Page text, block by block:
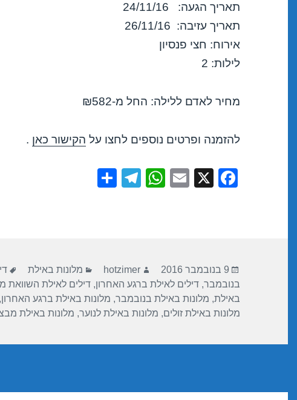
תאריך הגעה: 24/11/16
תאריך עזיבה: 26/11/16
אירוח: חצי פנסיון
לילות: 2
מחיר לאדם ללילה: החל מ-₪582
להזמנה ופרטים נוספים לחצו על הקישור כאן .
F
o
o
k
X
E
W
p
p
T
m
פורסם
בתאריך
9 בנובמבר 2016 מחבר
hotzimer קטגוריות
מלונות באילת
בנובמבר,דילים לאילת ברגע האחרון,דילים לאילת השוואת
באילת, מלונות באילת בנובמבר, מלונות באילת ברגע האחרון,
מלונות באילת זולים, מלונות באילת לנוער, מלונות באילת